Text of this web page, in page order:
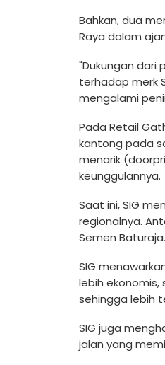
Bahkan, dua
Raya dalam
"Dukungan dari
terhadap merk
mengalami
Pada Retail
kantong pada
menarik
keunggulannya.
Saat ini, SIG
regionalnya.
Semen Baturaja.
SIG
lebih
sehingga lebih
SIG juga
jalan yang